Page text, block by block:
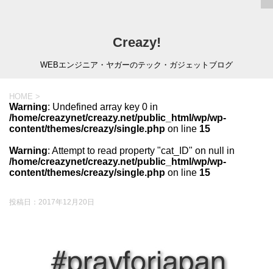
Creazy!
WEBエンジニア・ヤガーのテック・ガジェットブログ
HOME >
Warning: Undefined array key 0 in
/home/creazynet/creazy.net/public_html/wp/wp-
content/themes/creazy/single.php on line 15
Warning: Attempt to read property "cat_ID" on null in
/home/creazynet/creazy.net/public_html/wp/wp-
content/themes/creazy/single.php on line 15
投稿日： 2017年12月20日